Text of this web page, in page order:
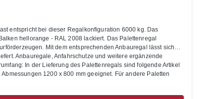
entspricht bei dieser Regalkonfiguration 6000 kg. Das
- RAL 2008 lackiert. Das Palettenregal
Mit dem entsprechenden Anbauregal lässt sich
Anbauregale, Anfahrschutze und weitere ergänzende
1200 x 800 mm geeignet. Für andere Paletten
Palettenregale sind nicht zur Aufstellung im Außenbereich